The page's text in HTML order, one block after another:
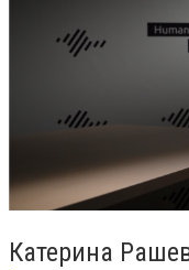
Катерина